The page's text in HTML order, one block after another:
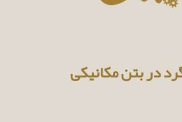
در بتن مکانیکی